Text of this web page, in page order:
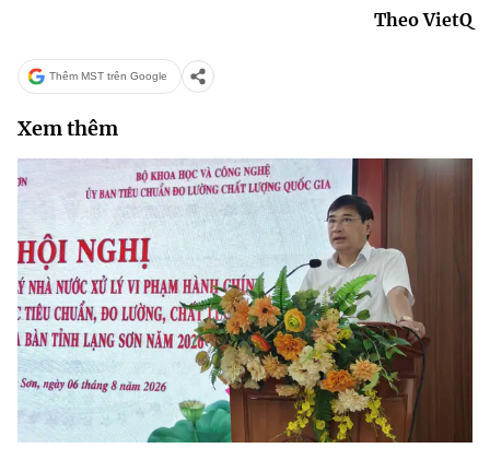
Theo VietQ
Thêm MST trên Google
Xem thêm